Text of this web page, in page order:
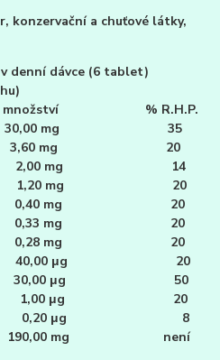
konzervační a chuťové látky,
denní dávce (6 tablet)
% R.H.P.
mg 35
3,60 mg 20
2,00 mg 14
1,20 mg 20
0,40 mg 20
0,33 mg 20
0,28 mg 20
40,00 μg 20
μg 50
μg 20
0,20 μg 8
190,00 mg není